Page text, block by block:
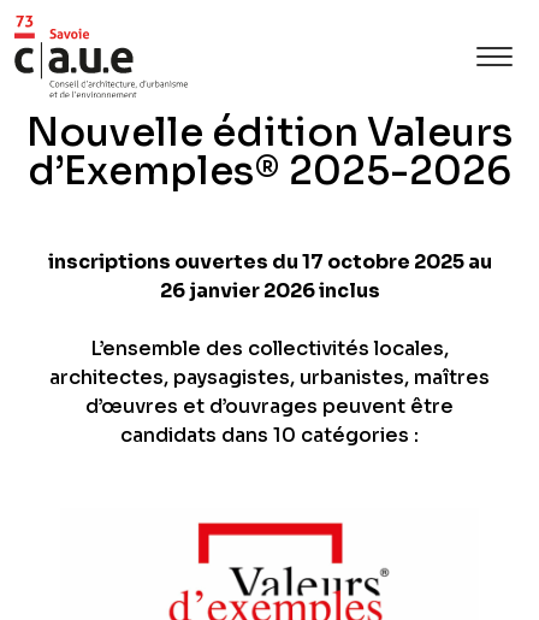
Nouvelle édition Valeurs
d’Exemples® 2025-2026
inscriptions ouvertes du 17 octobre 2025 au
26 janvier 2026 inclus
L’ensemble des collectivités locales,
architectes, paysagistes, urbanistes, maîtres
d’œuvres et d’ouvrages peuvent être
candidats dans 10 catégories :